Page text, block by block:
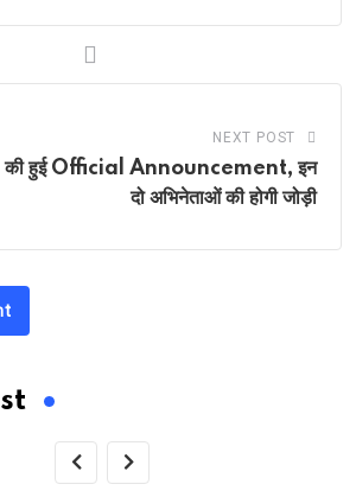
NEXT POST
की हुई Official Announcement, इन
दो अभिनेताओं की होगी जोड़ी